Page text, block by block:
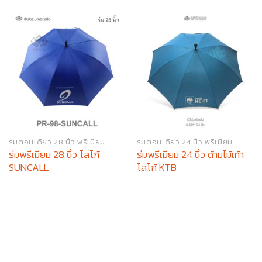
ร่มตอนเดียว 28 นิ้ว พรีเมียม
ร่มพรีเมียม 28 นิ้ว โลโก้
SUNCALL
ร่มตอนเดียว 24 นิ้ว พรีเมียม
ร่มพรีเมียม 24 นิ้ว ด้ามไม้เท้า
โลโก้ KTB